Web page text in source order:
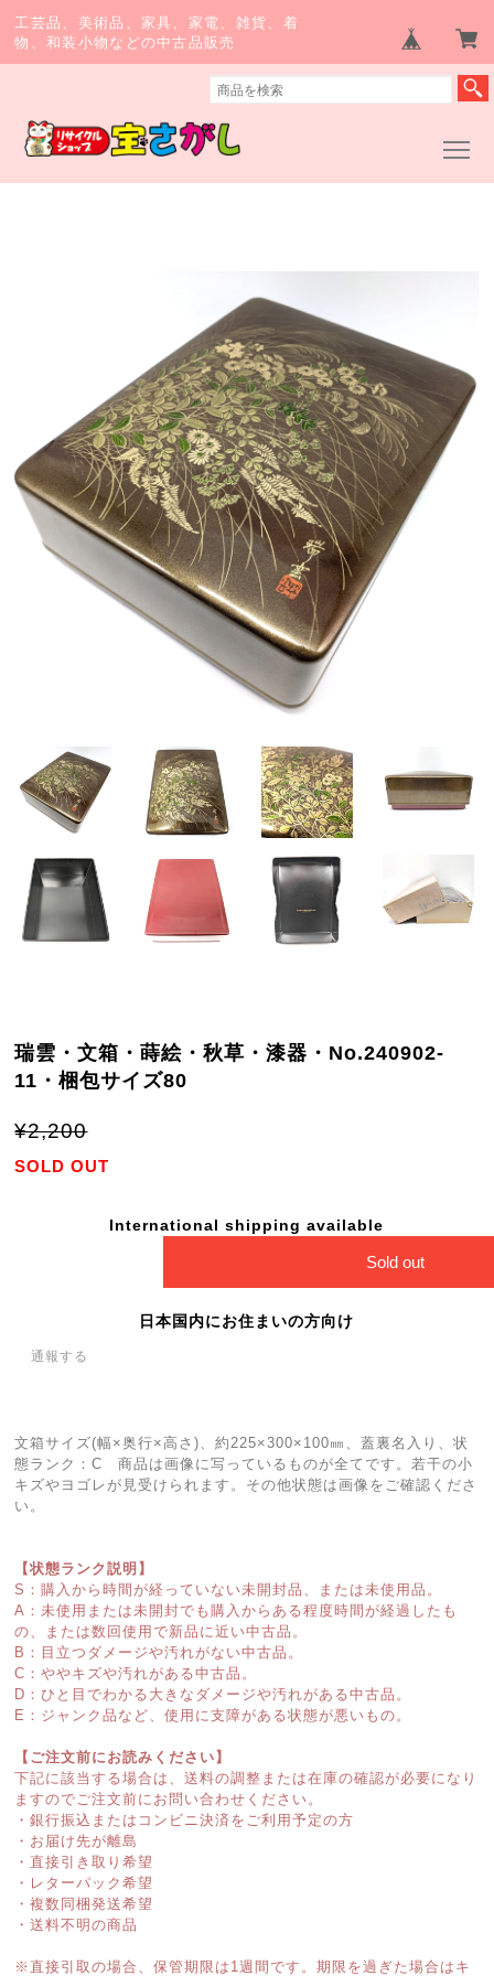
工芸品、美術品、家具、家電、雑貨、着
物、和装小物などの中古品販売
瑞雲・文箱・蒔絵・秋草・漆器・No.240902-
11・梱包サイズ80
¥2,200
SOLD OUT
International shipping available
Sold out
日本国内にお住まいの方向け
通報する
文箱サイズ(幅×奥行×高さ)、約225×300×100㎜、蓋裏名入り、状
態ランク：C 商品は画像に写っているものが全てです。若干の小
キズやヨゴレが見受けられます。その他状態は画像をご確認くださ
い。
【状態ランク説明】
S：購入から時間が経っていない未開封品、または未使用品。
A：未使用または未開封でも購入からある程度時間が経過したも
の、または数回使用で新品に近い中古品。
B：目立つダメージや汚れがない中古品。
C：ややキズや汚れがある中古品。
D：ひと目でわかる大きなダメージや汚れがある中古品。
E：ジャンク品など、使用に支障がある状態が悪いもの。
【ご注文前にお読みください】
下記に該当する場合は、送料の調整または在庫の確認が必要になり
ますのでご注文前にお問い合わせください。
・銀行振込またはコンビニ決済をご利用予定の方
・お届け先が離島
・直接引き取り希望
・レターパック希望
・複数同梱発送希望
・送料不明の商品
※直接引取の場合、保管期限は1週間です。期限を過ぎた場合はキ